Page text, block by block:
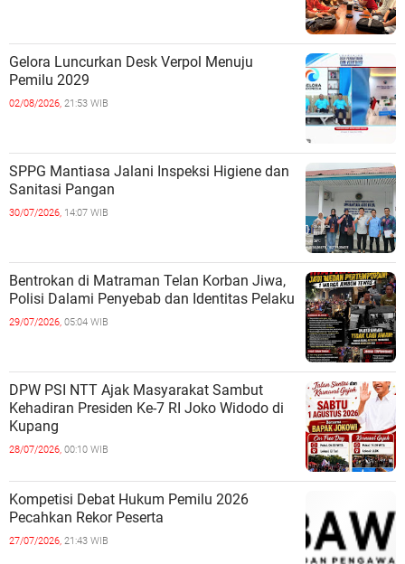
Gelora Luncurkan Desk Verpol Menuju
Pemilu 2029
02/08/2026, 21:53 WIB
SPPG Mantiasa Jalani Inspeksi Higiene dan
Sanitasi Pangan
30/07/2026, 14:07 WIB
Bentrokan di Matraman Telan Korban Jiwa,
Polisi Dalami Penyebab dan Identitas Pelaku
29/07/2026, 05:04 WIB
DPW PSI NTT Ajak Masyarakat Sambut
Kehadiran Presiden Ke-7 RI Joko Widodo di
Kupang
28/07/2026, 00:10 WIB
Kompetisi Debat Hukum Pemilu 2026
Pecahkan Rekor Peserta
27/07/2026, 21:43 WIB